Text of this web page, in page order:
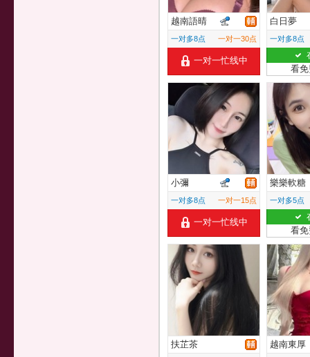
越南語晴
一对多8点 一对一30点
一对一忙线中
白日夢
一对多8点
看
小彌
一对多8点 一对一15点
一对一忙线中
樂樂軟糖
一对多5点
看
扶芷茶 越南東厚